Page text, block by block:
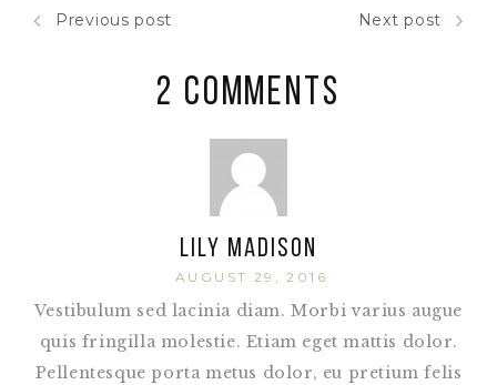
Previous post Next post
2 Comments
Lily Madison
AUGUST 29, 2016
Vestibulum sed lacinia diam. Morbi varius augue
quis fringilla molestie. Etiam eget mattis dolor.
Pellentesque porta metus dolor, eu pretium felis